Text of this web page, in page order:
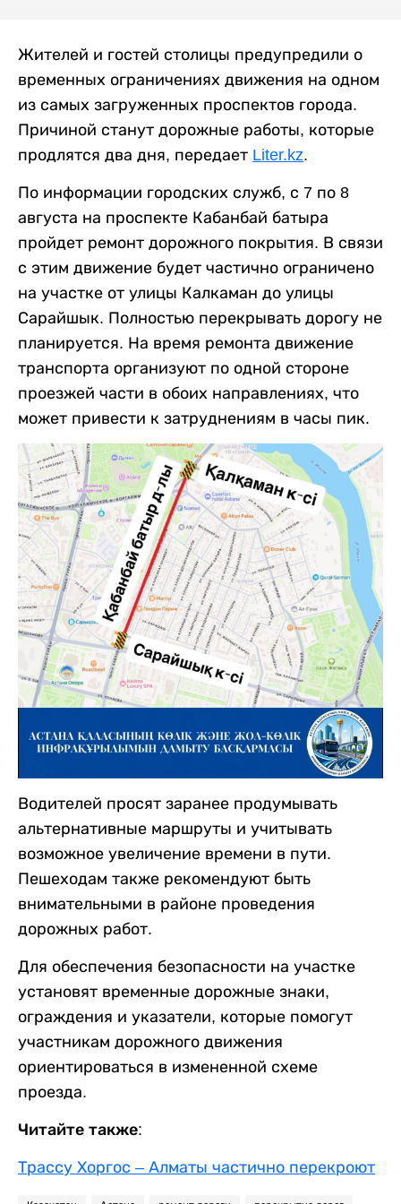
Жителей и гостей столицы предупредили о
временных ограничениях движения на одном
из самых загруженных проспектов города.
Причиной станут дорожные работы, которые
продлятся два дня, передает Liter.kz.
По информации городских служб, с 7 по 8
августа на проспекте Кабанбай батыра
пройдет ремонт дорожного покрытия. В связи
с этим движение будет частично ограничено
на участке от улицы Калкаман до улицы
Сарайшык. Полностью перекрывать дорогу не
планируется. На время ремонта движение
транспорта организуют по одной стороне
проезжей части в обоих направлениях, что
может привести к затруднениям в часы пик.
Водителей просят заранее продумывать
альтернативные маршруты и учитывать
возможное увеличение времени в пути.
Пешеходам также рекомендуют быть
внимательными в районе проведения
дорожных работ.
Для обеспечения безопасности на участке
установят временные дорожные знаки,
ограждения и указатели, которые помогут
участникам дорожного движения
ориентироваться в измененной схеме
проезда.
Читайте также:
Трассу Хоргос – Алматы частично перекроют